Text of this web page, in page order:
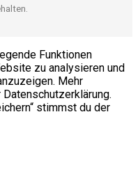
Funktionen
zu analysieren und
Mehr
stimmst du der